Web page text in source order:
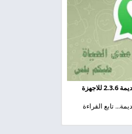
تحميل واتس اب للهواتف القديمة 2.3.6 للاجهزة
تابع القراءة